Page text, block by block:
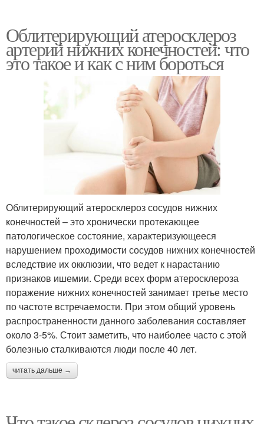
Облитерирующий атеросклероз
артерий нижних конечностей: что
это такое и как с ним бороться
Облитерирующий атеросклероз сосудов нижних
конечностей – это хронически протекающее
патологическое состояние, характеризующееся
нарушением проходимости сосудов нижних конечностей
вследствие их окклюзии, что ведет к нарастанию
признаков ишемии. Среди всех форм атеросклероза
поражение нижних конечностей занимает третье место
по частоте встречаемости. При этом общий уровень
распространенности данного заболевания составляет
около 3-5%. Стоит заметить, что наиболее часто с этой
болезнью сталкиваются люди после 40 лет.
читать дальше →